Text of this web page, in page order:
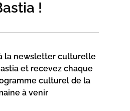
alboru/
!
la newsletter culturelle
et recevez chaque
culturel de la
à venir